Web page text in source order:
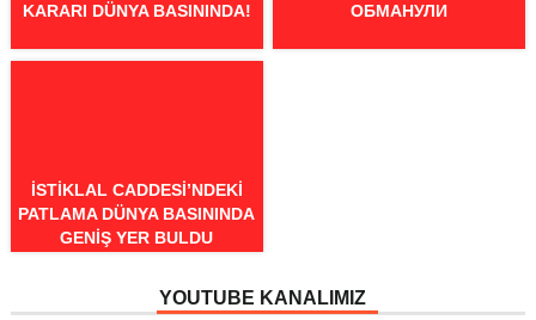
KARARI DÜNYA BASININDA!
ОБМАНУЛИ
İSTIKLAL CADDESI’NDEKI
PATLAMA DÜNYA BASININDA
GENIŞ YER BULDU
YOUTUBE KANALIMIZ